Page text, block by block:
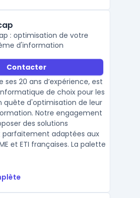
: optimisation de votre
d'information
Contacter
ses 20 ans d’expérience, est
de choix pour les
quête d'optimisation de leur
Notre engagement
des solutions
parfaitement adaptées aux
et ETI françaises. La palette